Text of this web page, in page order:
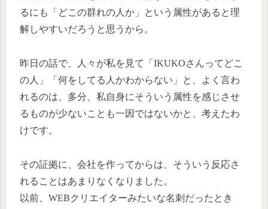
るにも「どこの群れの人か」という属性があると理
解しやすいだろうと思うから。
昨日の話で、人々が私を見て「IKUKOさんってどこ
の人」「何をしてる人かわからない」と、よく言わ
れるのは、多分、私自身にそういう属性を感じさせ
るものが少ないことも一因ではないかと、考えたわ
けです。
その証拠に、会社を作ってからは、そういう反応さ
れることはあまりなくなりました。
以前、WEBクリエイターみたいな名刺だったとき